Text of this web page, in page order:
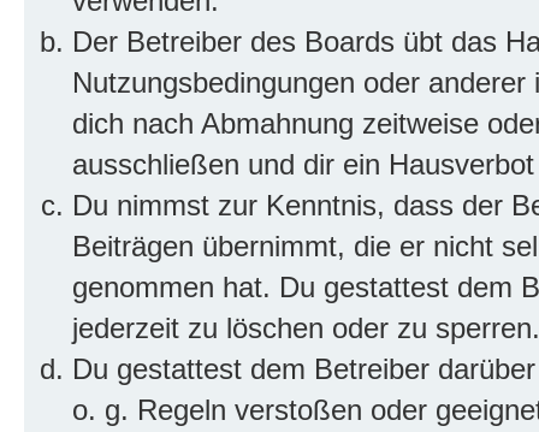
Der Betreiber des Boards übt das
Nutzungsbedingungen oder
dich nach Abmahnung zeitweise
ausschließen und dir ein
Du nimmst zur Kenntnis, dass der
Beiträgen übernimmt, die er nicht
genommen hat. Du gestattest dem
jederzeit zu löschen oder zu sperren.
Du gestattest dem Betreiber
o. g. Regeln verstoßen oder